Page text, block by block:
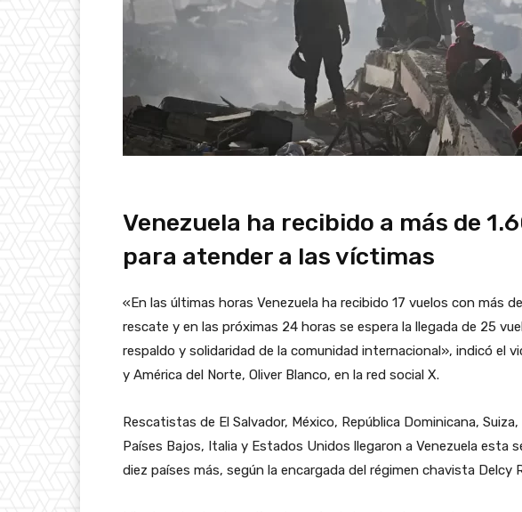
Venezuela ha recibido a más de
para atender a las víctimas
«En las últimas horas Venezuela ha recibido 17 vuelos con más
rescate y en las próximas 24 horas se espera la llegada de 25
respaldo y solidaridad de la comunidad internacional», indicó el
y América del Norte, Oliver Blanco, en la red social X.
Rescatistas de El Salvador, México, República Dominicana,
Países Bajos, Italia y Estados Unidos llegaron a Venezuela esta
diez países más, según la encargada del régimen chavista Delcy